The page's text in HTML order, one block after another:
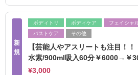
新
規
ボディトリ ボディケア フェイシャ
バストケア
その他
【芸能人やアスリートも注目！
水素/900ml吸入60分￥6000→￥
¥3,000